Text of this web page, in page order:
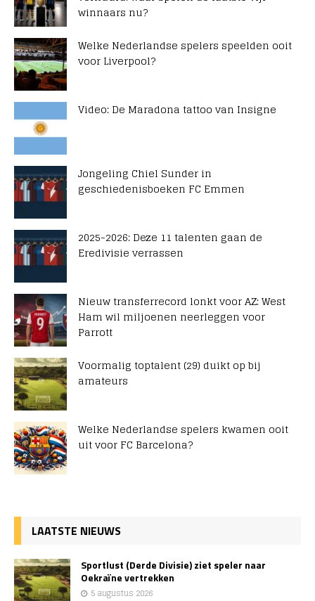
winnaars nu?
Welke Nederlandse spelers speelden ooit
voor Liverpool?
Video: De Maradona tattoo van Insigne
Jongeling Chiel Sunder in
geschiedenisboeken FC Emmen
2025-2026: Deze 11 talenten gaan de
Eredivisie verrassen
Nieuw transferrecord lonkt voor AZ: West
Ham wil miljoenen neerleggen voor
Parrott
Voormalig toptalent (29) duikt op bij
amateurs
Welke Nederlandse spelers kwamen ooit
uit voor FC Barcelona?
LAATSTE NIEUWS
Sportlust (Derde Divisie) ziet speler naar
Oekraïne vertrekken
5 augustus 2026